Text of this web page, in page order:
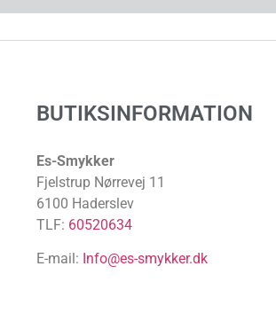
BUTIKSINFORMATION
Es-Smykker
Fjelstrup Nørrevej 11
6100 Haderslev
TLF: 60520634
E-mail: Info@es-smykker.dk